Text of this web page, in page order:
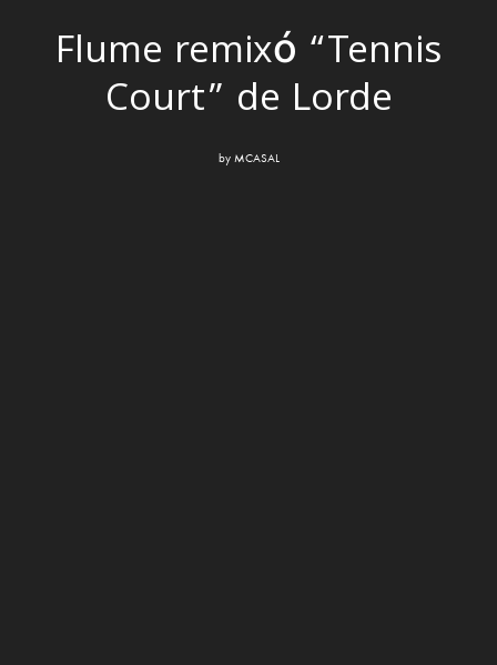
Flume remixó “Tennis
Court” de Lorde
by MCASAL